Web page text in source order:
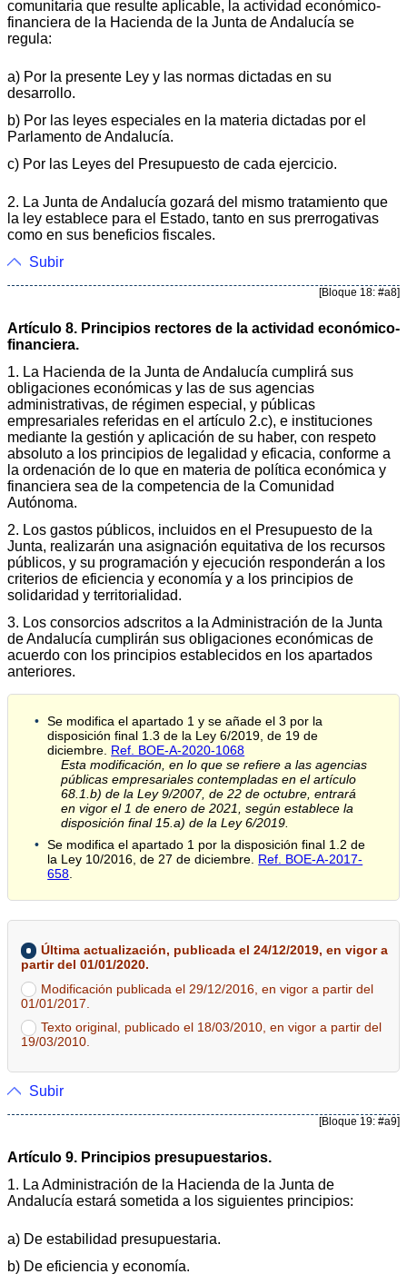
comunitaria que resulte aplicable, la actividad económico-
financiera de la Hacienda de la Junta de Andalucía se
regula:
a) Por la presente Ley y las normas dictadas en su
desarrollo.
b) Por las leyes especiales en la materia dictadas por el
Parlamento de Andalucía.
c) Por las Leyes del Presupuesto de cada ejercicio.
2. La Junta de Andalucía gozará del mismo tratamiento que
la ley establece para el Estado, tanto en sus prerrogativas
como en sus beneficios fiscales.
Subir
[Bloque 18: #a8]
Artículo 8. Principios rectores de la actividad económico-
financiera.
1. La Hacienda de la Junta de Andalucía cumplirá sus
obligaciones económicas y las de sus agencias
administrativas, de régimen especial, y públicas
empresariales referidas en el artículo 2.c), e instituciones
mediante la gestión y aplicación de su haber, con respeto
absoluto a los principios de legalidad y eficacia, conforme a
la ordenación de lo que en materia de política económica y
financiera sea de la competencia de la Comunidad
Autónoma.
2. Los gastos públicos, incluidos en el Presupuesto de la
Junta, realizarán una asignación equitativa de los recursos
públicos, y su programación y ejecución responderán a los
criterios de eficiencia y economía y a los principios de
solidaridad y territorialidad.
3. Los consorcios adscritos a la Administración de la Junta
de Andalucía cumplirán sus obligaciones económicas de
acuerdo con los principios establecidos en los apartados
anteriores.
Se modifica el apartado 1 y se añade el 3 por la
disposición final 1.3 de la Ley 6/2019, de 19 de
diciembre. Ref. BOE-A-2020-1068
Esta modificación, en lo que se refiere a las agencias
públicas empresariales contempladas en el artículo
68.1.b) de la Ley 9/2007, de 22 de octubre, entrará
en vigor el 1 de enero de 2021, según establece la
disposición final 15.a) de la Ley 6/2019.
Se modifica el apartado 1 por la disposición final 1.2 de
la Ley 10/2016, de 27 de diciembre. Ref. BOE-A-2017-
658
Última actualización, publicada el 24/12/2019, en vigor a
partir del 01/01/2020.
Modificación publicada el 29/12/2016, en vigor a partir del
01/01/2017.
Texto original, publicado el 18/03/2010, en vigor a partir del
19/03/2010.
Subir
[Bloque 19: #a9]
Artículo 9. Principios presupuestarios.
1. La Administración de la Hacienda de la Junta de
Andalucía estará sometida a los siguientes principios:
a) De estabilidad presupuestaria.
b) De eficiencia y economía.